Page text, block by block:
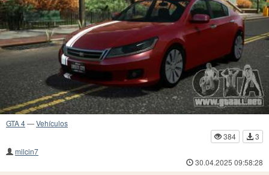
GTA 4—Vehículos
384
3
milcin7
30.04.2025 09:58:28